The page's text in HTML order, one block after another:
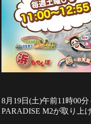
8月 19日(土)午前11 時00分
PARADISE M2が取り上